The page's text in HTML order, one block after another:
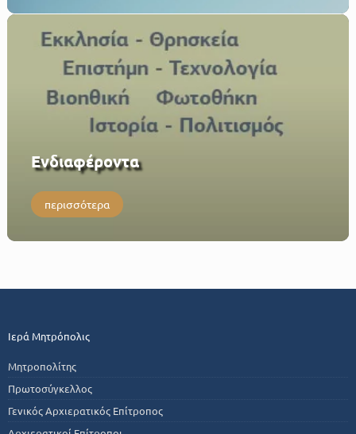
Eνδιαφέροντα
περισσότερα
Ιερά Μητρόπολις
Μητροπολίτης
Πρωτοσύγκελλος
Γενικός Αρχιερατικός Επίτροπος